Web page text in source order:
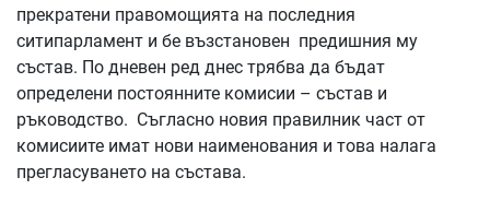
прекратени правомощията на последния
ситипарламент и бе възстановен предишния му
състав. По дневен ред днес трябва да бъдат
определени постоянните комисии – състав и
ръководство. Съгласно новия правилник част от
комисиите имат нови наименования и това налага
прегласуването на състава.